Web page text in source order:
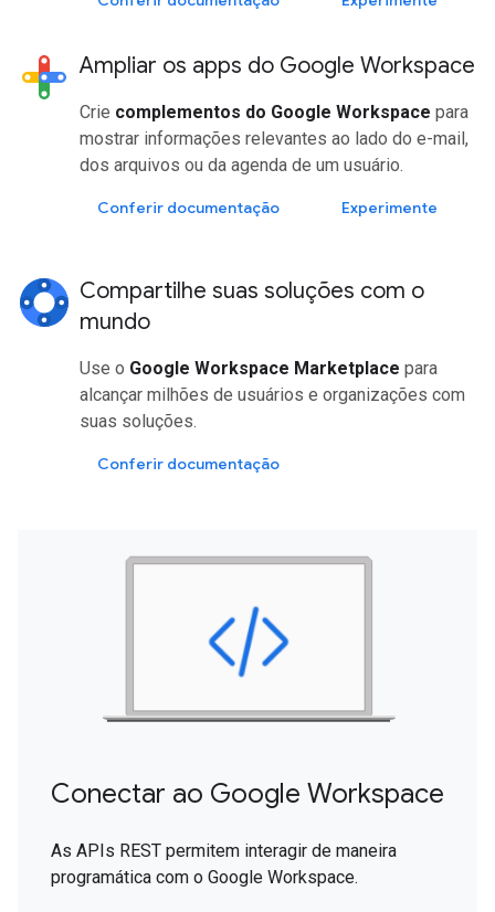
Ampliar os apps do Google Workspace
Crie complementos do Google Workspace para
mostrar informações relevantes ao lado do e-mail,
dos arquivos ou da agenda de um usuário.
Conferir documentação Experimente
Compartilhe suas soluções com o
mundo
Use o Google Workspace Marketplace para
alcançar milhões de usuários e organizações com
suas soluções.
Conferir documentação
Conectar ao Google Workspace
As APIs REST permitem interagir de maneira
programática com o Google Workspace.